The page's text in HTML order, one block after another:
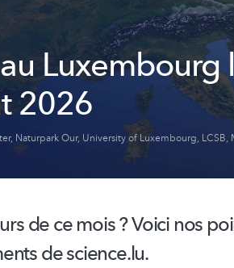
Luxembourg
2026
, Naturpark Our, University of Luxembourg, LCSB,
de ce mois ? Voici nos
de science.lu.